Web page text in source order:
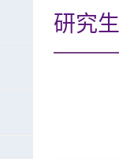
研究生